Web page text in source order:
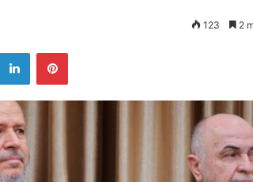
123 2
LinkedInPinterest